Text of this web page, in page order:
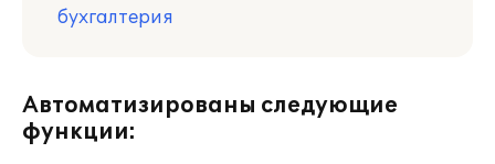
бухгалтерия
Автоматизированы следующие
функции: